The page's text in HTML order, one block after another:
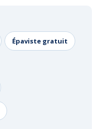
Épaviste gratuit